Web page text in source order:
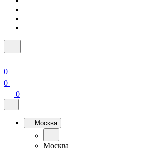
0
0
0
Москва
Москва